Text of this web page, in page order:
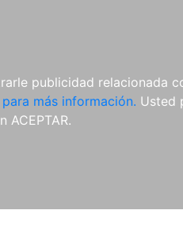
publicidad relacionada
más información. Usted
ACEPTAR.
CDS Y
DVDS
MATERIAL